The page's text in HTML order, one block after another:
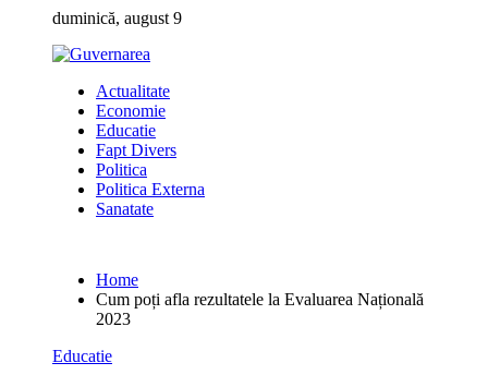
content
duminică, august 9
Actualitate
Economie
Educatie
Fapt Divers
Politica
Politica Externa
Sanatate
Home
Cum poți afla rezultatele la Evaluarea Națională
2023
Educatie